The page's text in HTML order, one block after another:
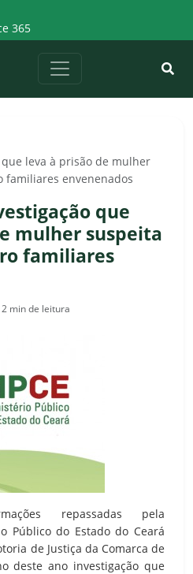
365
leva à prisão de mulher
envenenados
que
mulher suspeita
familiares
2 min de leitura
repassadas pela
Público do Estado do Ceará
de Justiça da Comarca de
deste ano investigação que